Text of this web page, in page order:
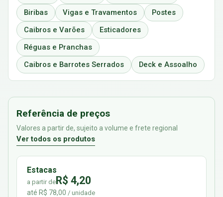
Biribas
Vigas e Travamentos
Postes
Caibros e Varões
Esticadores
Réguas e Pranchas
Caibros e Barrotes Serrados
Deck e Assoalho
Referência de preços
Valores a partir de, sujeito a volume e frete regional
Ver todos os produtos
Estacas
a partir deR$ 4,20
até R$ 78,00 / unidade